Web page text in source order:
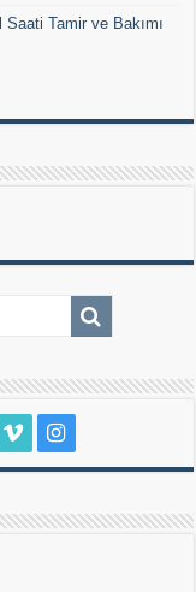
Tamir ve Bakımı